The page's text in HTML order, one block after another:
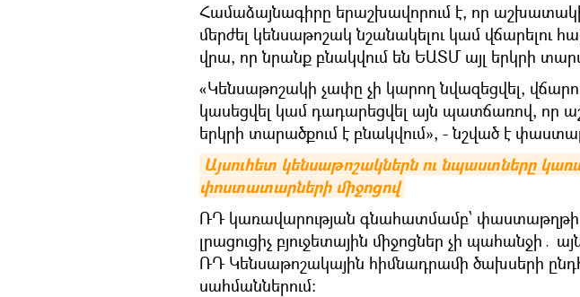
Համաձայնագիրը երաշխավորում է, որ
մերժել կենսաթոշակ նշանակելու կամ վճարելու
վրա, որ նրանք բնակվում են ԵԱՏՄ այլ երկրի
«Կենսաթոշակի չափը չի կարող նվազեցվել,
կասեցվել կամ դադարեցվել այն պատճառով, որ
երկրի տարածքում է բնակվում», - նշված է
Այսուհետ կենսաթոշակներն ու նպաստները
փոստատարների միջոցով
ՌԴ կառավարության գնահատմամբ՝ փաստաթղթի
լրացուցիչ բյուջետային միջոցներ չի պահանջի․
ՌԴ Կենսաթոշակային հիմնադրամի ծախսերի
սահմաններում։